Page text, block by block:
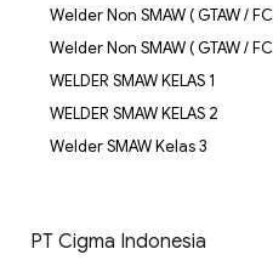
Welder Non SMAW ( GTAW /
Welder Non SMAW ( GTAW /
WELDER SMAW KELAS 1
WELDER SMAW KELAS 2
Welder SMAW Kelas 3
PT Cigma Indonesia